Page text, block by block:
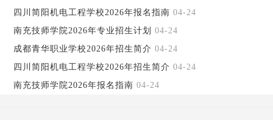
四川简阳机电工程学校2026年报名指南 04-24
南充技师学院2026年专业招生计划
04-24
成都青华职业学校2026年招生简介 04-24
四川简阳机电工程学校2026年招生简介 04-24
南充技师学院2026年报名指南 04-24